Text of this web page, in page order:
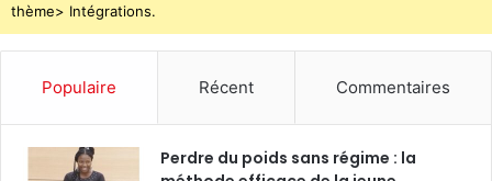
thème> Intégrations.
Populaire Récent Commentaires
Perdre du poids sans régime : la